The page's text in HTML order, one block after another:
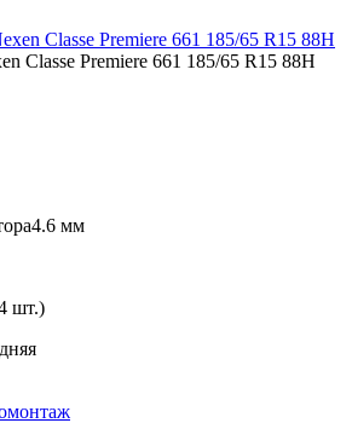
Classe Premiere 661 185/65 R15 88H
4.6 мм
шт.)